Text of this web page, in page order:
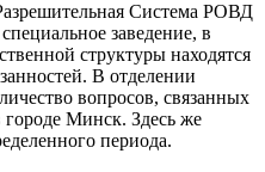
Система РОВД
заведение, в
структуры находятся
В отделении
вопросов, связанных
Минск. Здесь же
периода.